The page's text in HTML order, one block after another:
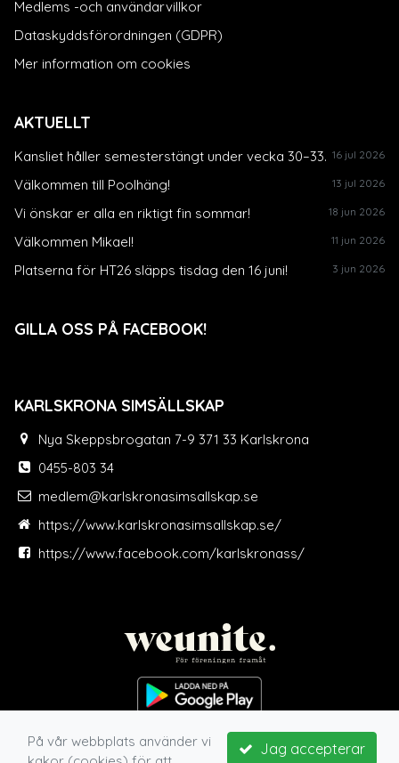
Medlems -och användarvillkor
Dataskyddsförordningen (GDPR)
Mer information om cookies
AKTUELLT
Kansliet håller semesterstängt under vecka 30–33. 16 jul 2026
Välkommen till Poolhäng! 13 jul 2026
Vi önskar er alla en riktigt fin sommar! 18 jun 2026
Välkommen Mikael! 11 jun 2026
Platserna för HT26 släpps tisdag den 16 juni! 3 jun 2026
GILLA OSS PÅ FACEBOOK!
KARLSKRONA SIMSÄLLSKAP
Nya Skeppsbrogatan 7-9 371 33 Karlskrona
0455-803 34
medlem@karlskronasimsallskap.se
https://www.karlskronasimsallskap.se/
https://www.facebook.com/karlskronass/
Jag accepterar
På vår webbplats använder vi